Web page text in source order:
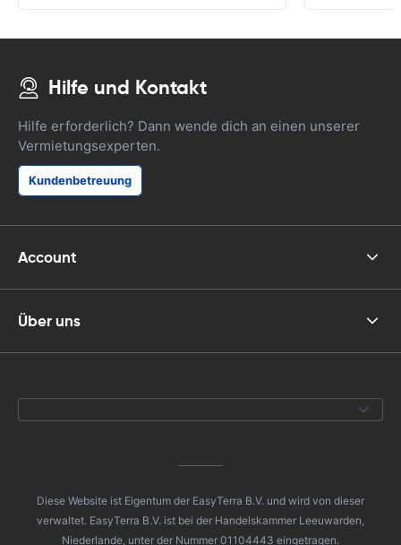
Hilfe und Kontakt
Hilfe erforderlich? Dann wende dich an einen unserer
Vermietungsexperten.
Kundenbetreuung
Account
Über uns
Diese Website ist Eigentum der EasyTerra B.V. und wird von dieser
verwaltet. EasyTerra B.V. ist bei der Handelskammer Leeuwarden,
Niederlande, unter der Nummer 01104443 eingetragen.